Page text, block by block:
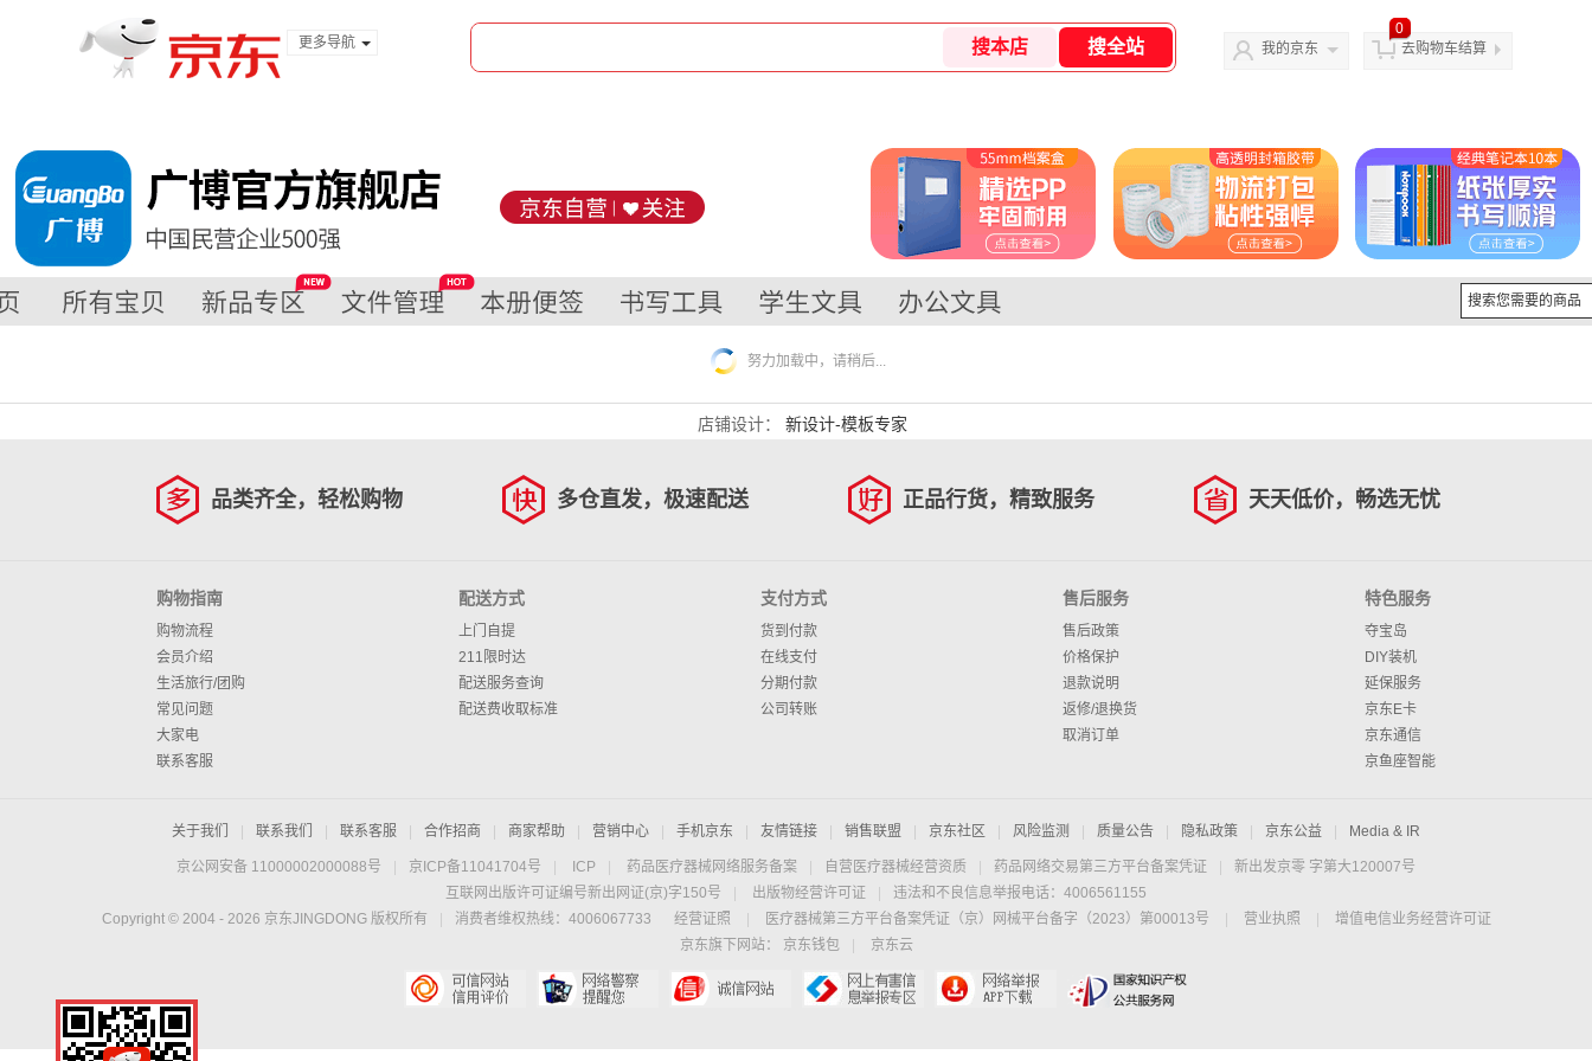
更多导航
我的京东
0
去购物车结算
努力加载中，请稍后...
店铺设计： 新设计-模板专家
品类齐全，轻松购物 多仓直发，极速配送 正品行货，精致服务 天天低价，畅选无忧
购物指南
购物流程
会员介绍
生活旅行/团购
常见问题
大家电
联系客服
配送方式
上门自提
211限时达
配送服务查询
配送费收取标准
支付方式
货到付款
在线支付
分期付款
公司转账
售后服务
售后政策
价格保护
退款说明
返修/退换货
取消订单
特色服务
夺宝岛
DIY装机
延保服务
京东E卡
京东通信
京鱼座智能
关于我们 联系我们 联系客服 合作招商 商家帮助 营销中心 手机京东 友情链接 销售联盟 京东社区 风险监测 质量公告 隐私政策 京东公益 Media & IR
京公网安备 11000002000088号 京ICP备11041704号 ICP 药品医疗器械网络服务备案 自营医疗器械经营资质 药品网络交易第三方平台备案凭证
新出发京零 字第大120007号
互联网出版许可证编号新出网证(京)字150号
出版物经营许可证
违法和不良信息举报电话：4006561155
Copyright © 2004 - 2026 京东JINGDONG 版权所有 消费者维权热线：4006067733 经营证照 医疗器械第三方平台备案凭证（京）网械平台备字（2023）第00013号 营业执照
增值电信业务经营许可证
京东旗下网站：
京东钱包 京东云